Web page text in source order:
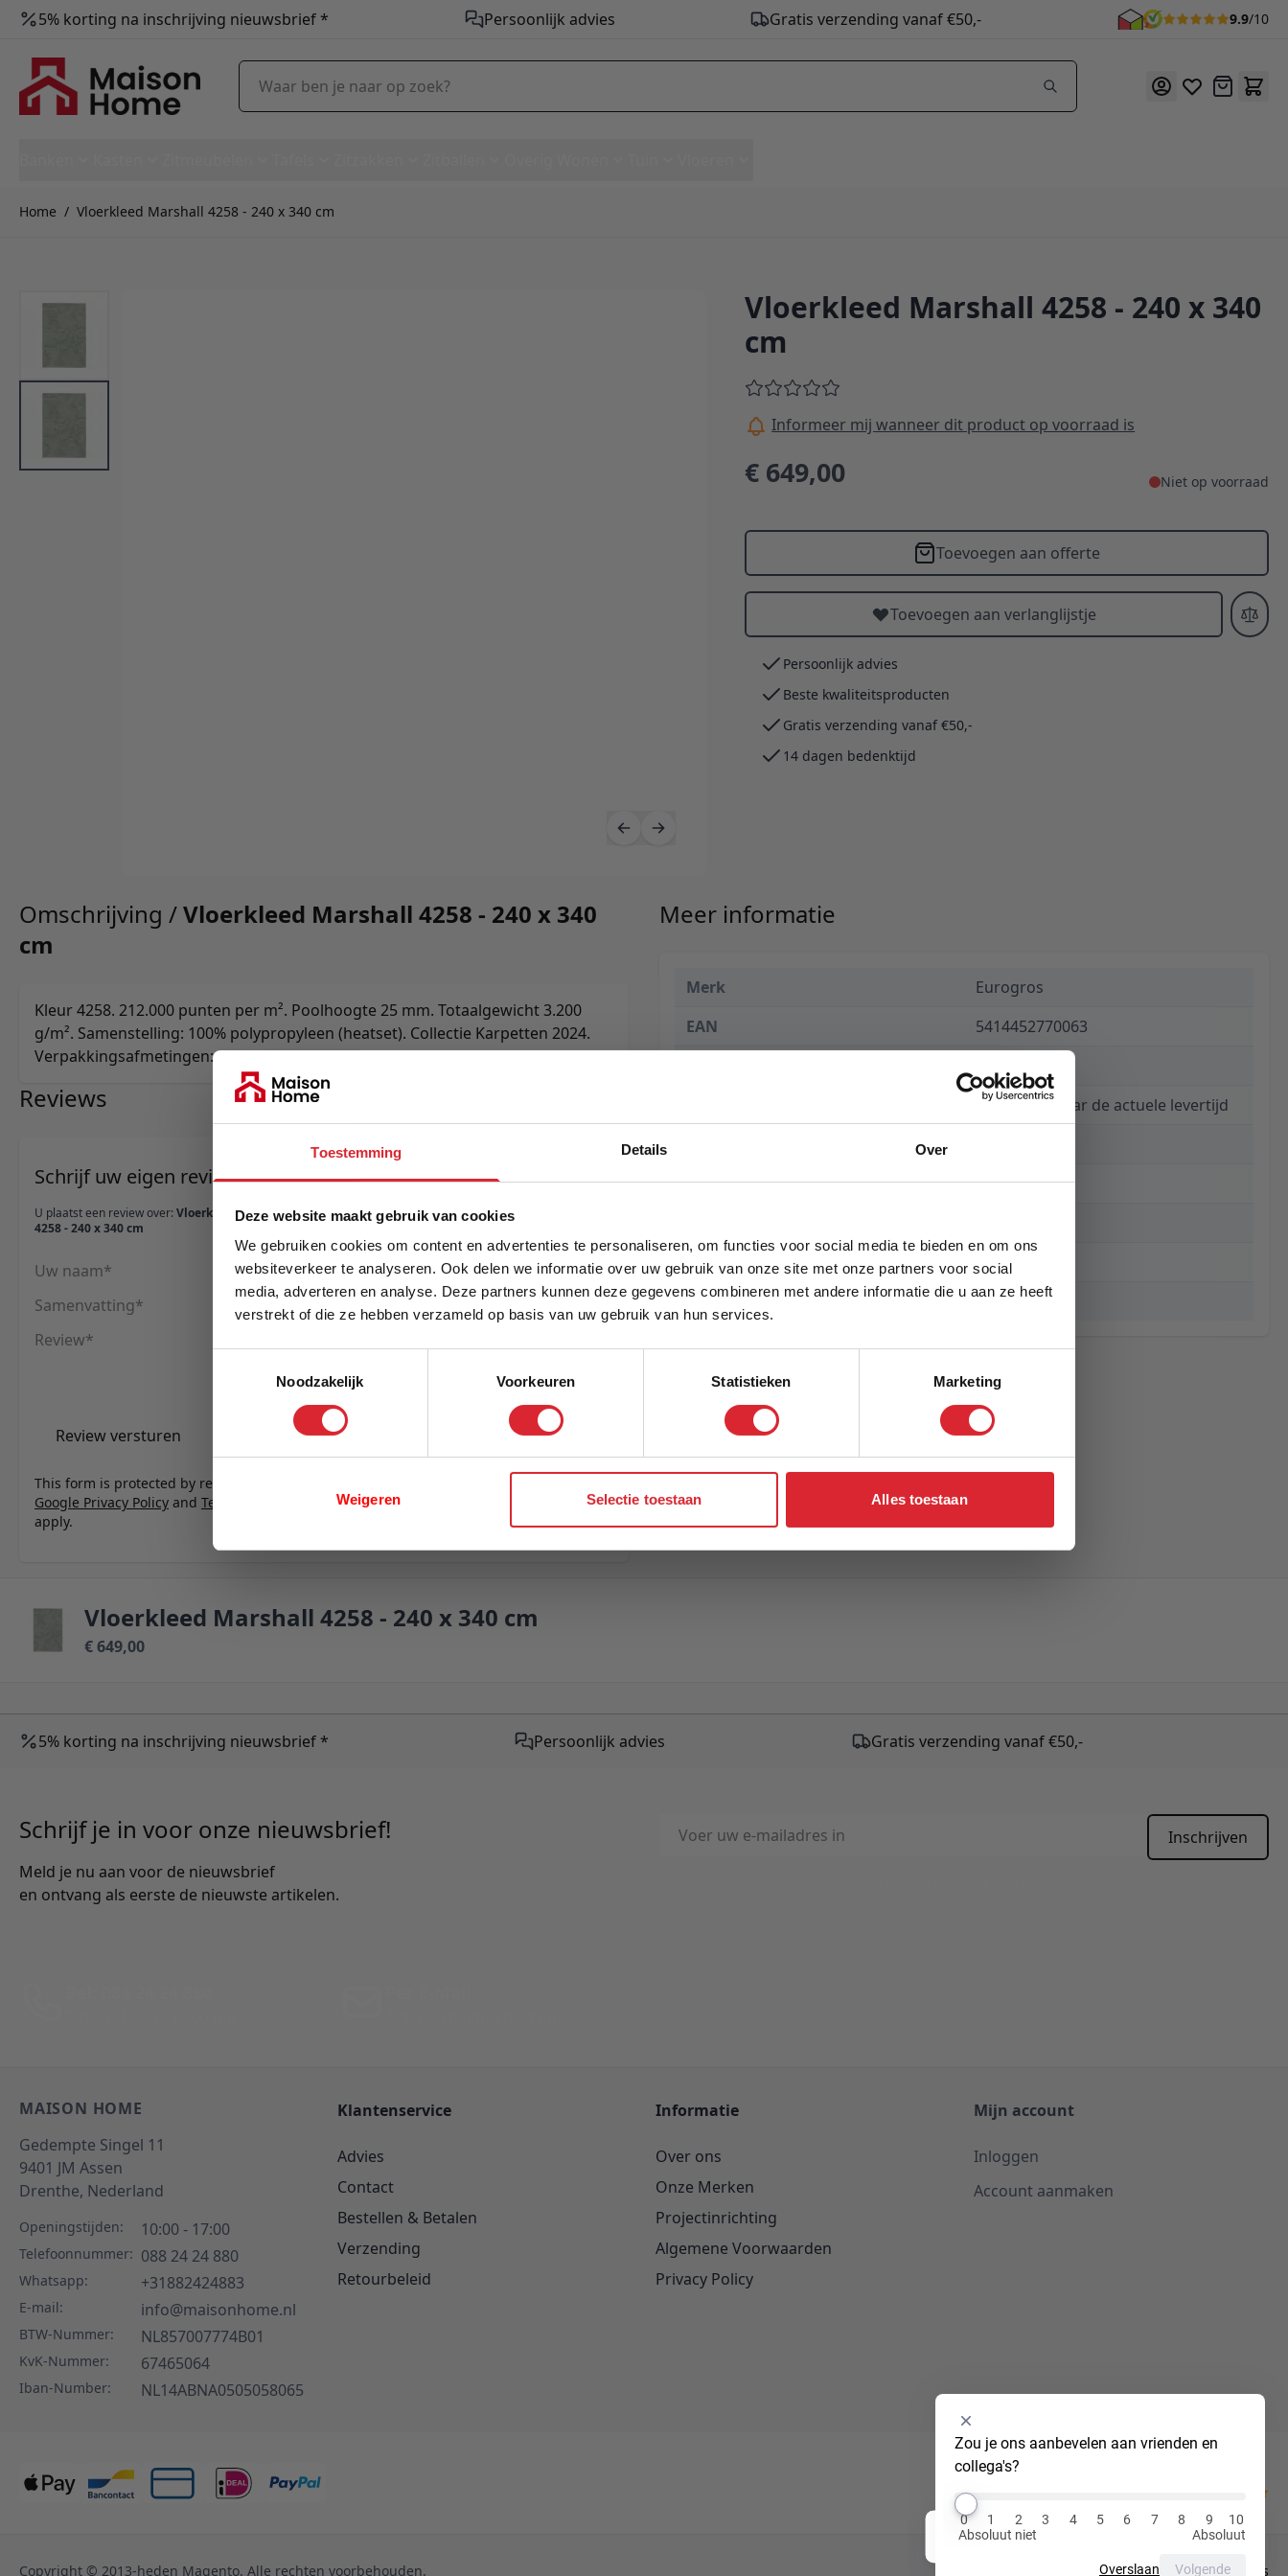
Toestemming Details Over
Deze website maakt gebruik van cookies
We gebruiken cookies om content en advertenties te personaliseren, om functies voor social media te bieden en om ons
websiteverkeer te analyseren. Ook delen we informatie over uw gebruik van onze site met onze partners voor social
media, adverteren en analyse. Deze partners kunnen deze gegevens combineren met andere informatie die u aan ze heeft
verstrekt of die ze hebben verzameld op basis van uw gebruik van hun services.
Noodzakelijk
Voorkeuren Statistieken Marketing
Weigeren Selectie toestaan Alles toestaan
5% korting na inschrijving nieuwsbrief * Persoonlijk advies Gratis verzending vanaf €50,- 9.9/10
Offerte
Waar ben je naar op zoek?
Home / Vloerkleed Marshall 4258 - 240 x 340 cm
Vloerkleed Marshall 4258 - 240 x 340 cm
Vloerkleed Marshall 4258 - 240 x 340
cm
Informeer mij wanneer dit product op voorraad is
€ 649,00 Niet op voorraad
Toevoegen aan offerte
Toevoegen aan verlanglijstje
Persoonlijk advies
Beste kwaliteitsproducten
Gratis verzending vanaf €50,-
14 dagen bedenktijd
Omschrijving /Vloerkleed Marshall 4258 - 240 x 340
cm
Kleur 4258. 212.000 punten per m². Poolhoogte 25 mm. Totaalgewicht 3.200
g/m². Samenstelling: 100% polypropyleen (heatset). Collectie Karpetten 2024.
Verpakkingsafmetingen: 240×25×25 cm.
Reviews
Schrijf uw eigen review
U plaatst een review over: Vloerkleed Marshall
4258 - 240 x 340 cm
Uw naam
Samenvatting
Review
Review versturen
This form is protected by reCAPTCHA - the
Google Privacy Policy and Terms of Service
apply.
Meer informatie
Merk
Eurogros
EAN
5414452770063
Informeer naar de actuele levertijd
Maat
240 x 340 cm
Breedte
240 cm
Model
Marshall
Vloerkleed Marshall 4258 - 240 x 340 cm
€ 649,00
5% korting na inschrijving nieuwsbrief * Persoonlijk advies Gratis verzending vanaf €50,-
Schrijf je in voor onze nieuwsbrief!
Meld je nu aan voor de nieuwsbrief
en ontvang als eerste de nieuwste artikelen.
E-mailadres
Inschrijven
MAISON HOME
Gedempte Singel 11
9401 JM Assen
Drenthe, Nederland
Openingstijden: 10:00 - 17:00
Telefoonnummer: 088 24 24 880
Whatsapp: +31882424883
E-mail: info@maisonhome.nl
BTW-Nummer: NL857007774B01
KvK-Nummer: 67465064
Iban-Number: NL14ABNA0505058065
Klantenservice
Advies
Contact
Bestellen & Betalen
Verzending
Retourbeleid
Informatie
Over ons
Onze Merken
Projectinrichting
Algemene Voorwaarden
Privacy Policy
Mijn account
Inloggen
Account aanmaken
Copyright © 2013-heden Magento. Alle rechten voorbehouden. Privacy PolicyCookies
5% Korting
Schrijf je in en ontvang direct een kortingscode
Hi! Ik ben Luna, jouw virtuele assistent!
Zou je ons aanbevelen aan vrienden en
collega's?
Selecteer
een
optie
van
0
tot
0 1 2 3 4 5 6 7 8 9
10
Absoluut niet
Absoluut
Volgende
Overslaan